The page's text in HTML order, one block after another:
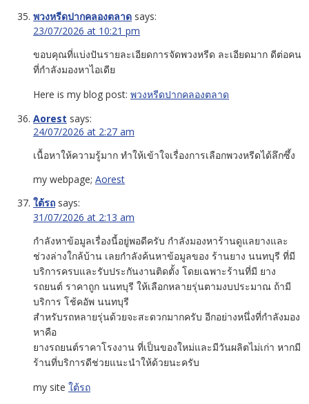
พวงหรีดปากคลองตลาด says:
23/07/2026 at 10:21 pm
ขอบคุณที่แบ่งปันรายละเอียดการจัดพวงหรีด ละเอียดมาก ดีต่อคน
ที่กำลังมองหาไอเดีย
Here is my blog post: พวงหรีดปากคลองตลาด
Aorest says:
24/07/2026 at 2:27 am
เนื้อหาให้ความรู้มาก ทำให้เข้าใจเรื่องการเลือกพวงหรีดได้ลึกซึ้ง
my webpage; Aorest
ใต้รถ says:
31/07/2026 at 2:13 am
กำลังหาข้อมูลเรื่องนี้อยู่พอดีครับ กำลังมองหาร้านดูแลยางและ
ช่วงล่างใกล้บ้าน เลยกำลังค้นหาข้อมูลของ ร้านยาง นนทบุรี ที่มี
บริการครบและรับประกันงานติดตั้ง โดยเฉพาะร้านที่มี ยาง
รถยนต์ ราคาถูก นนทบุรี ให้เลือกหลายรุ่นตามงบประมาณ ถ้ามี
บริการ โช้คอัพ นนทบุรี
สำหรับรถหลายรุ่นด้วยจะสะดวกมากครับ อีกอย่างหนึ่งที่กำลังมอง
หาคือ
ยางรถยนต์ราคาโรงงาน ที่เป็นของใหม่และมีวันผลิตไม่เก่า หากมี
ร้านที่บริการดีช่วยแนะนำให้ด้วยนะครับ
my site ใต้รถ